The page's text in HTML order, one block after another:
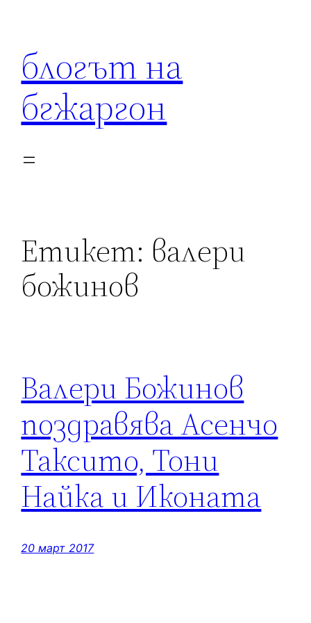
блогът на
бгжаргон
Етикет: валери
божинов
Валери Божинов
поздравява Асенчо
Таксито, Тони
Найка и Иконата
20 март 2017